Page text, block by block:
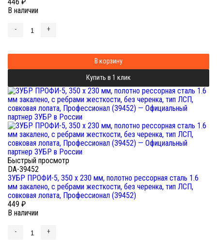
В наличии
- +
В корзину
Купить в 1 клик
Быстрый просмотр
DA-39452
ЗУБР ПРОФИ-5, 350 х 230 мм, полотно рессорная сталь 1.6
мм закалено, с ребрами жесткости, без черенка, тип ЛСП,
совковая лопата, Профессионал (39452)
449 ₽
В наличии
- +